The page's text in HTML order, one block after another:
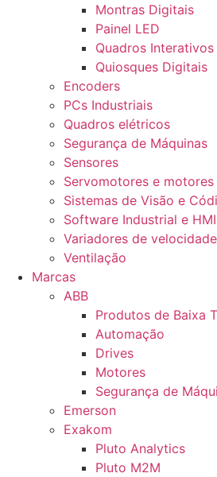
Montras Digitais
Painel LED
Quadros
Quiosques Digitais
Encoders
PCs Industriais
Quadros elétricos
Segurança de Máquinas
Sensores
Servomotores e motores
Sistemas de Visão e
Software Industrial e HMI
Variadores de velocidade
Ventilação
Marcas
ABB
Produtos de Baixa
Automação
Drives
Motores
Segurança de
Emerson
Exakom
Pluto Analytics
Pluto M2M